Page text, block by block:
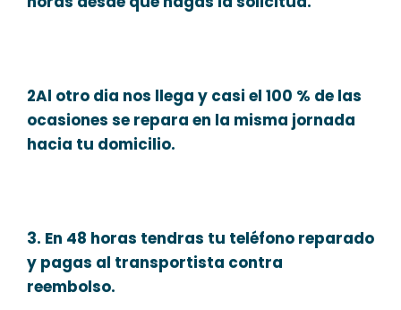
2Al otro dia nos llega y casi el 100 % de las
ocasiones se repara en la misma jornada
hacia tu domicilio.
3. En 48 horas tendras tu teléfono reparado
y pagas al transportista contra
reembolso.